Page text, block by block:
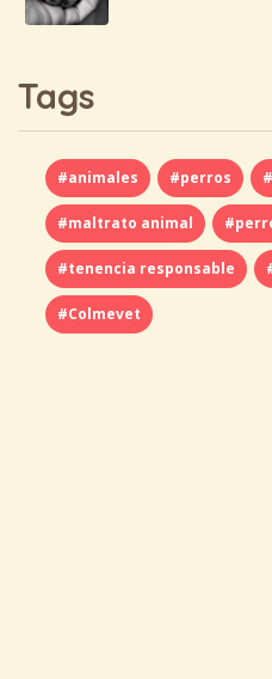
Tags
#animales #perros
#maltrato animal
#tenencia responsable
#Colmevet